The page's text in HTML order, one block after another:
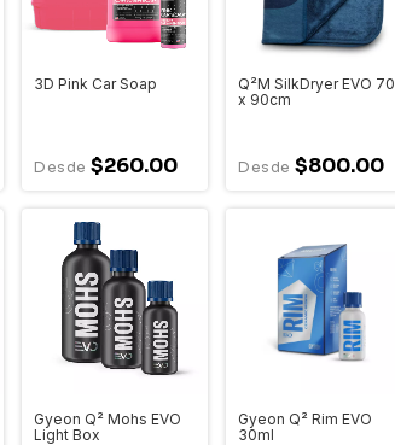
3D Pink Car Soap
$260.00
Q²M SilkDryer EVO 70
x 90cm
$800.00
Gyeon Q² Mohs EVO
Light Box
Gyeon Q² Rim EVO
30ml